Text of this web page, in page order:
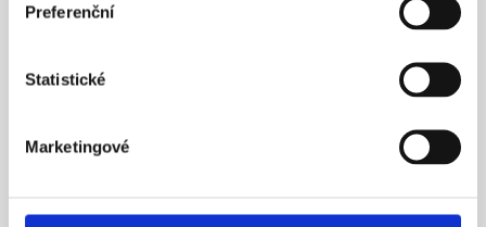
Preferenční
Statistické
Marketingové